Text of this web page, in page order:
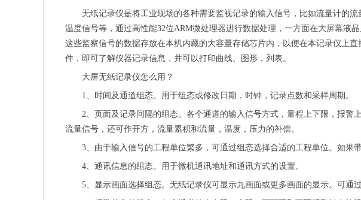
无纸记录仪是将工业现场的各种需要监视记录的输入信号，比如流量计的
温度信号等，通过高性能32位ARM微处理器进行数据处理，一方面在大屏幕液
这些监察信号的数据存放在本机内藏的大容量存储芯片内，以便在本记录仪上
件，即可了解仪器记录信息，并可以打印曲线、图形，列表。
大屏无纸记录仪怎么用？
1、时间及通道组态。用于组态或修改日期，时钟，记录点数和采样周期。
2、页面及记录间隔的组态。各个通道的输入信号方式，量程上下限，报警
流量信号，还可作开方，流量累积和流量，温度，压力的补偿。
3、由于输入信号的工程单位繁多，可通过组态选择合适的工程单位。如果
4、通讯信息的组态。用于微机通讯地址和通讯方式的设置。
5、显示画面选择组态。无纸记录仪可显示九画面或更多画面的显示。可通